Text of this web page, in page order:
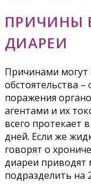
ПРИЧИНЫ
ДИАРЕИ
Причинами могут
обстоятельства
поражения
агентами и их
всего протекает
дней. Если же
говорят о
диареи
подразделить на